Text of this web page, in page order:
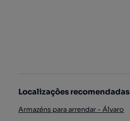
Localizações recomendadas
Armazéns para arrendar - Álvaro